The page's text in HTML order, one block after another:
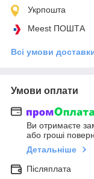
Укрпошта
Meest ПОШТА
Всі умови
Умови оплати
Ви отримаєте
або гроші
Детальніше
Післяплата